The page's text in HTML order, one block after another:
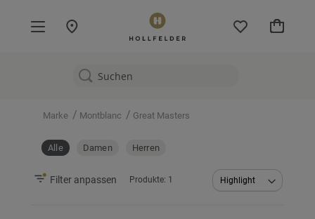
Mein
Marke / Montblanc / Great Masters
Alle Damen Herren
Produkte: 1
Filter anpassen